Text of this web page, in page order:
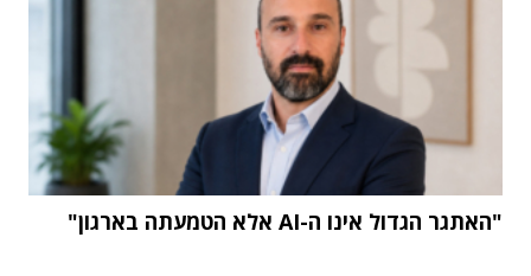
"האתגר הגדול אינו ה-AI אלא הטמעתה בארגון"